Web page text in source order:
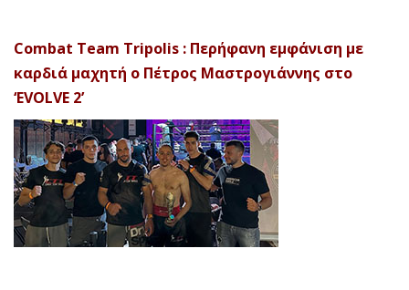
Combat Team Tripolis : Περήφανη εμφάνιση με
καρδιά μαχητή ο Πέτρος Μαστρογιάννης στο
‘EVOLVE 2’